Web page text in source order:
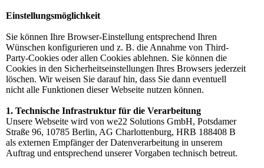
Einstellungsmöglichkeit
Sie können Ihre Browser-Einstellung entsprechend Ihren
Wünschen konfigurieren und z. B. die Annahme von Third-
Party-Cookies oder allen Cookies ablehnen. Sie können die
Cookies in den Sicherheitseinstellungen Ihres Browsers jederzeit
löschen. Wir weisen Sie darauf hin, dass Sie dann eventuell
nicht alle Funktionen dieser Webseite nutzen können.
1. Technische Infrastruktur für die Verarbeitung
Unsere Webseite wird von we22 Solutions GmbH, Potsdamer
Straße 96, 10785 Berlin, AG Charlottenburg, HRB 188408 B
als externen Empfänger der Datenverarbeitung in unserem
Auftrag und entsprechend unserer Vorgaben technisch betreut.